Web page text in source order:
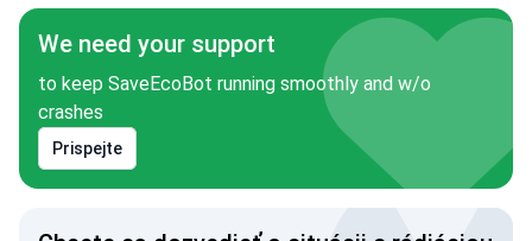
We need your support
to keep SaveEcoBot running smoothly and w/o
crashes
Prispejte